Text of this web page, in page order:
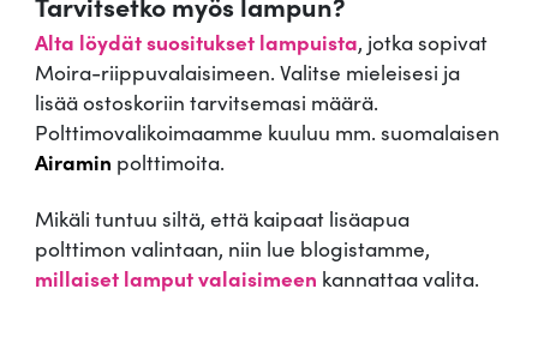
Alta löydät suositukset lampuista, jotka sopivat
Moira-riippuvalaisimeen. Valitse mieleisesi ja
lisää ostoskoriin tarvitsemasi määrä.
Polttimovalikoimaamme kuuluu mm. suomalaisen
Airamin polttimoita.
Mikäli tuntuu siltä, että kaipaat lisäapua
polttimon valintaan, niin lue blogistamme,
millaiset lamput valaisimeen kannattaa valita.